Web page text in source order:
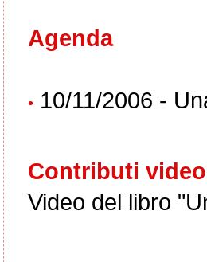
Agenda
• 10/11/2006 -
Contributi video
Video del libro